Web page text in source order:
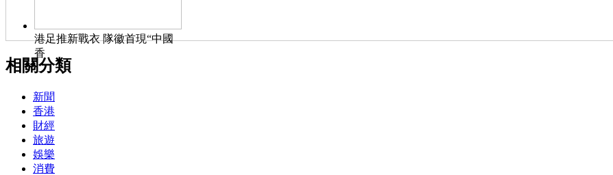
港足推新戰衣 隊徽首現“中國
香
相關分類
新聞
香港
財經
旅遊
娛樂
消費